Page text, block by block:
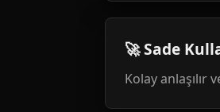
🚀 Sade
Kolay anlaşılır